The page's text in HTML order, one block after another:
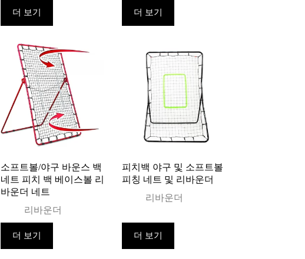
더 보기 더 보기
소프트볼/야구 바운스 백
네트 피치 백 베이스볼 리
바운더 네트
리바운더
더 보기
피치백 야구 및 소프트볼
피칭 네트 및 리바운더
리바운더
더 보기